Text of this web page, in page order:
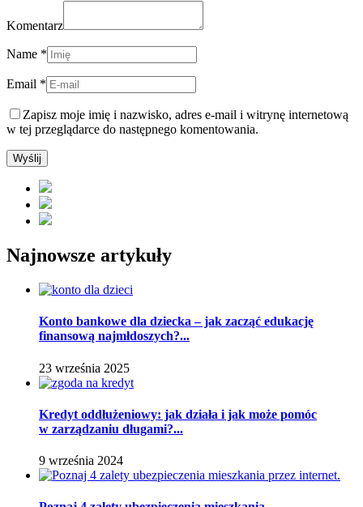
Komentarz
Name *
Email *
Zapisz moje imię i nazwisko, adres e-mail i witrynę internetową
w tej przeglądarce do następnego komentowania.
Najnowsze artykuły
Konto bankowe dla dziecka – jak zacząć edukację
finansową najmłdoszych?...
23 września 2025
Kredyt oddłużeniowy: jak działa i jak może pomóc
w zarządzaniu długami?...
9 września 2024